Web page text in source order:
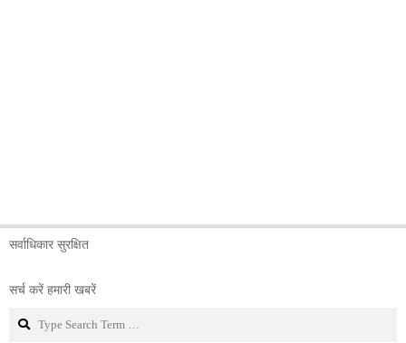
सर्वाधिकार सुरक्षित
सर्च करें हमारी खबरें